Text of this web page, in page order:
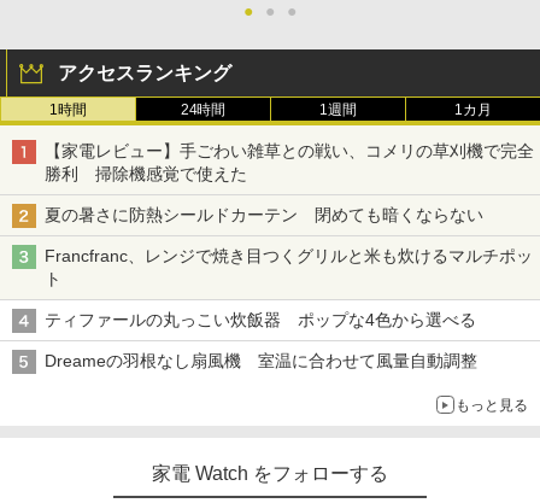
● ● ●
アクセスランキング
1時間 24時間 1週間 1カ月
【家電レビュー】手ごわい雑草との戦い、コメリの草刈機で完全
勝利 掃除機感覚で使えた
夏の暑さに防熱シールドカーテン 閉めても暗くならない
Francfranc、レンジで焼き目つくグリルと米も炊けるマルチポッ
ト
ティファールの丸っこい炊飯器 ポップな4色から選べる
Dreameの羽根なし扇風機 室温に合わせて風量自動調整
もっと見る
家電 Watch をフォローする